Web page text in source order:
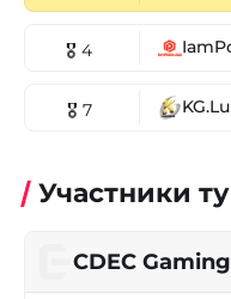
🎖 4
🎖 7
Участники
CDEC Gaming